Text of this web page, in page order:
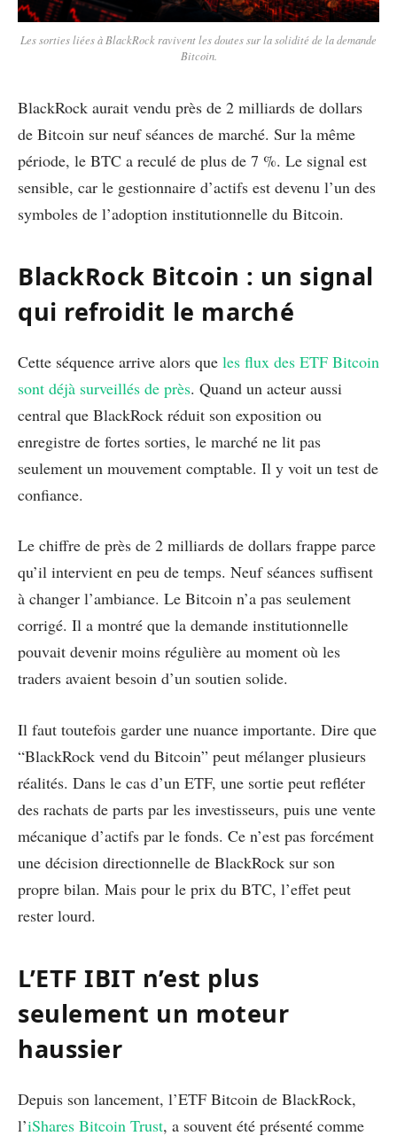
Les sorties liées à BlackRock ravivent les doutes sur la solidité de la demande
Bitcoin.
BlackRock aurait vendu près de 2 milliards de dollars
de Bitcoin sur neuf séances de marché. Sur la même
période, le BTC a reculé de plus de 7 %. Le signal est
sensible, car le gestionnaire d’actifs est devenu l’un des
symboles de l’adoption institutionnelle du Bitcoin.
BlackRock Bitcoin : un signal
qui refroidit le marché
Cette séquence arrive alors que les flux des ETF Bitcoin
sont déjà surveillés de près. Quand un acteur aussi
central que BlackRock réduit son exposition ou
enregistre de fortes sorties, le marché ne lit pas
seulement un mouvement comptable. Il y voit un test de
confiance.
Le chiffre de près de 2 milliards de dollars frappe parce
qu’il intervient en peu de temps. Neuf séances suffisent
à changer l’ambiance. Le Bitcoin n’a pas seulement
corrigé. Il a montré que la demande institutionnelle
pouvait devenir moins régulière au moment où les
traders avaient besoin d’un soutien solide.
Il faut toutefois garder une nuance importante. Dire que
“BlackRock vend du Bitcoin” peut mélanger plusieurs
réalités. Dans le cas d’un ETF, une sortie peut refléter
des rachats de parts par les investisseurs, puis une vente
mécanique d’actifs par le fonds. Ce n’est pas forcément
une décision directionnelle de BlackRock sur son
propre bilan. Mais pour le prix du BTC, l’effet peut
rester lourd.
L’ETF IBIT n’est plus
seulement un moteur
haussier
Depuis son lancement, l’ETF Bitcoin de BlackRock,
l’iShares Bitcoin Trust, a souvent été présenté comme